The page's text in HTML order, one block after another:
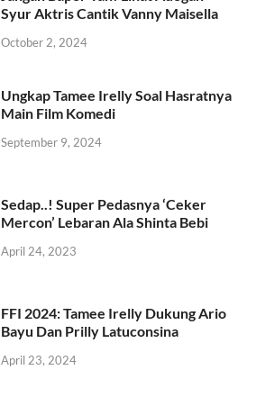
Syur Aktris Cantik Vanny Maisella
October 2, 2024
Ungkap Tamee Irelly Soal Hasratnya
Main Film Komedi
September 9, 2024
Sedap..! Super Pedasnya ‘Ceker
Mercon’ Lebaran Ala Shinta Bebi
April 24, 2023
FFI 2024: Tamee Irelly Dukung Ario
Bayu Dan Prilly Latuconsina
April 23, 2024